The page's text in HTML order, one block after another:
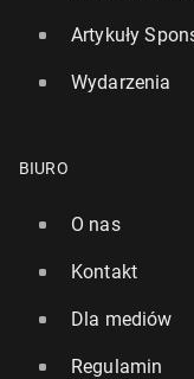
Artykuły
Wydarzenia
BIURO
O nas
Kontakt
Dla mediów
Regulamin